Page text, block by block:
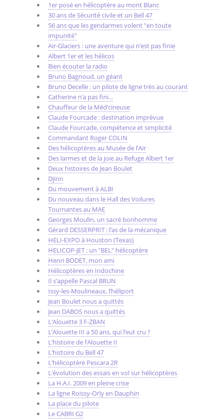
1er posé en hélicoptère au mont Blanc
30 ans de Sécurité civile et un Bell 47
56 ans que les gendarmes volent "en toute
impunité"
Air-Glaciers : une aventure qui n’est pas finie
Albert 1er et les hélicos
Bien écouter la radio
Bruno Bagnoud, un géant
Bruno Decelle : un pilote de ligne très au courant
Catherine n’a pas fini...
Chauffeur de la Méd’cineuse
Claude Fourcade : destination imprévue
Claude Fourcade, compétence et simplicité
Commandant Roger COLIN
Des hélicoptères au Musée de l’Air
Des larmes et de la joie au Refuge Albert 1er
Deux histoires de Jean Boulet
Djinn
Du mouvement à ALBI
Du nouveau dans le Hall des Voilures
Tournantes au MAE
Georges Moulin, un sacré bonhomme
Gérard DESSERPRIT : l’as de la mécanique
HELI-EXPO à Houston (Texas)
HELICOP-JET : un "BEL" hélicoptère
Henri BODET, mon ami
Hélicoptères en Indochine
Il s’appelle Pascal BRUN
Issy-les-Moulineaux, l’héliport
Jean Boulet nous a quittés
Jean DABOS nous a quittés
L’Alouette 3 F-ZBAN
L’Alouette III a 50 ans, qui l’eut cru ?
L’histoire de l’Alouette II
L’histoire du Bell 47
L’hélicoptère Pescara 2R
L’évolution des essais en vol sur hélicoptères
La H.A.I. 2009 en pleine crise
La ligne Roissy-Orly en Dauphin
La place du pilote
Le CABRI G2